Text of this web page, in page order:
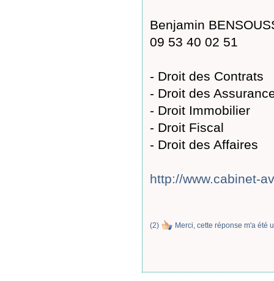
Benjamin
09 53 40 02 51
- Droit des Contrats
- Droit des
- Droit Immobilier
- Droit Fiscal
- Droit des Affaires
http://www.cabinet-
(2) Merci, cette réponse m'a été